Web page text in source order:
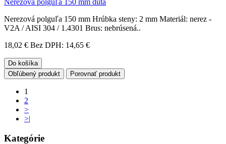
Nerezová polguľa 150 mm dutá
Nerezová polguľa 150 mm Hrúbka steny: 2 mm Materiál: nerez -
V2A / AISI 304 / 1.4301 Brus: nebrúsená..
18,02 € Bez DPH: 14,65 €
Do košíka
Obľúbený produkt
Porovnať produkt
1
2
>
>|
Kategórie